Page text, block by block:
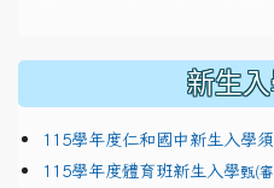
新生
115學年度仁和國中新生入學
115學年度體育班新生入學甄(